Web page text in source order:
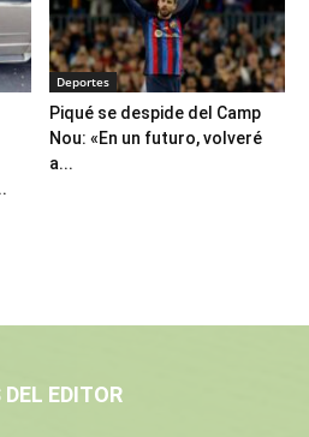
Deportes
Piqué se despide del Camp
Nou: «En un futuro, volveré
a...
EDITOR